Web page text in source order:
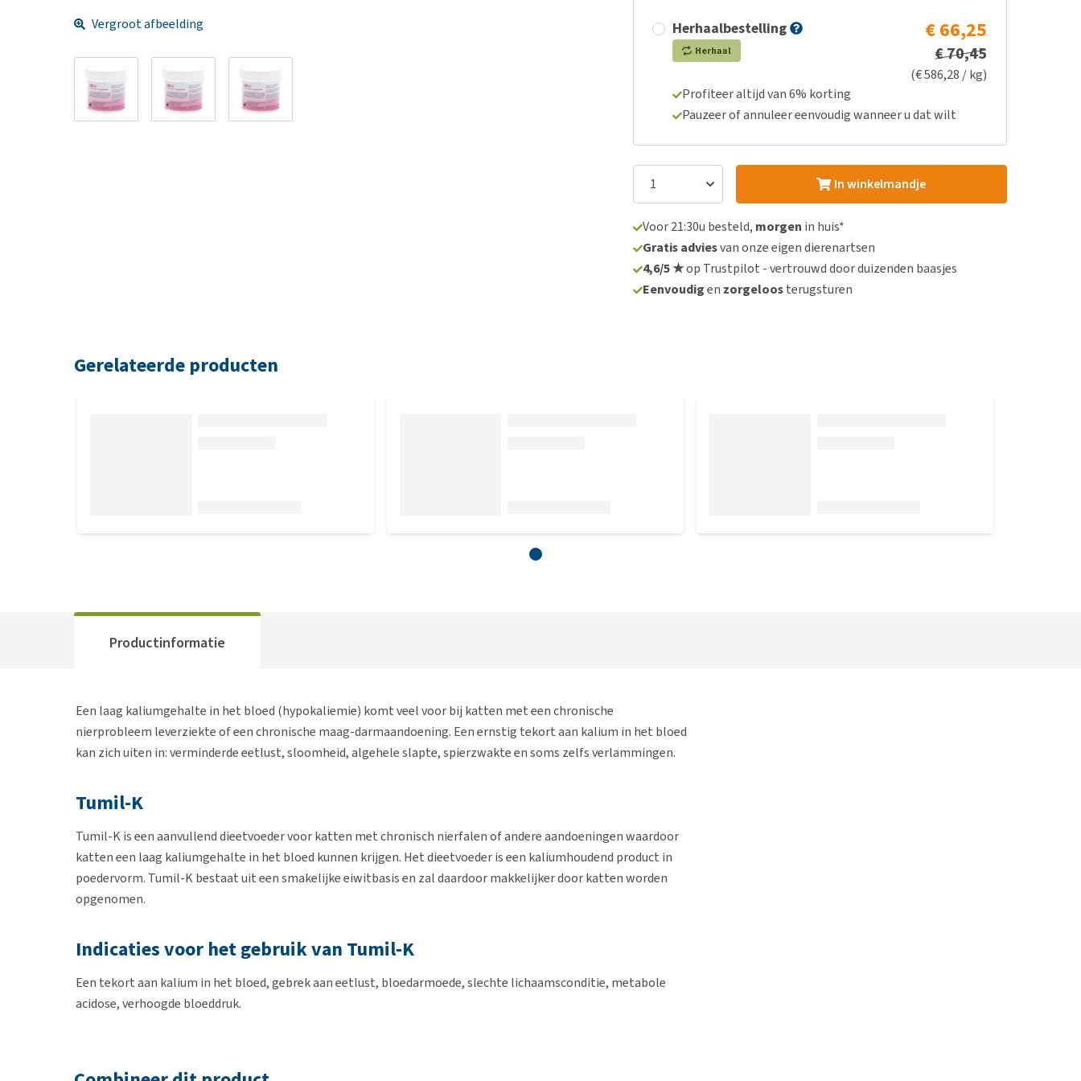
Vergroot afbeelding Herhaalbestelling
Herhaal
€ 66,25
€ 70,45
(€ 586,28 / kg)
Profiteer altijd van 6% korting
Pauzeer of annuleer eenvoudig wanneer u dat wilt
In winkelmandje
Voor 21:30u besteld, morgen in huis*
Gratis adviesvan onze eigen dierenartsen
4,6/5 ★op Trustpilot - vertrouwd door duizenden baasjes
Eenvoudigen zorgeloosterugsturen
Gerelateerde producten
Productinformatie
Een laag kaliumgehalte in het bloed (hypokaliemie) komt veel voor bij katten met een chronische
nierprobleem leverziekte of een chronische maag-darmaandoening. Een ernstig tekort aan kalium in het bloed
kan zich uiten in: verminderde eetlust, sloomheid, algehele slapte, spierzwakte en soms zelfs verlammingen.
Tumil-K
Tumil-K is een aanvullend dieetvoeder voor katten met chronisch nierfalen of andere aandoeningen waardoor
katten een laag kaliumgehalte in het bloed kunnen krijgen. Het dieetvoeder is een kaliumhoudend product in
poedervorm. Tumil-K bestaat uit een smakelijke eiwitbasis en zal daardoor makkelijker door katten worden
opgenomen.
Indicaties voor het gebruik van Tumil-K
Een tekort aan kalium in het bloed, gebrek aan eetlust, bloedarmoede, slechte lichaamsconditie, metabole
acidose, verhoogde bloeddruk.